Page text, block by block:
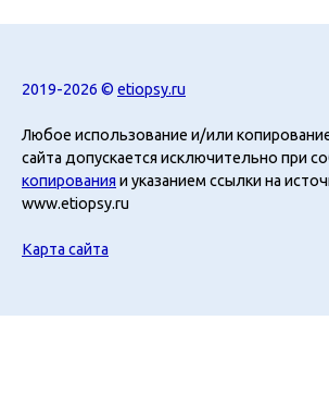
2019-2026 © etiopsy.ru
Любое использование и/или
сайта допускается исключительно при
копирования и указанием ссылки на
www.etiopsy.ru
Карта сайта